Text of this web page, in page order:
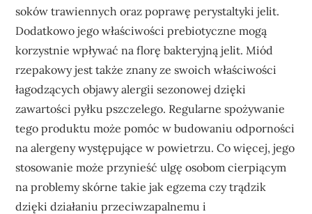
soków trawiennych oraz poprawę perystaltyki jelit.
Dodatkowo jego właściwości prebiotyczne mogą
korzystnie wpływać na florę bakteryjną jelit. Miód
rzepakowy jest także znany ze swoich właściwości
łagodzących objawy alergii sezonowej dzięki
zawartości pyłku pszczelego. Regularne spożywanie
tego produktu może pomóc w budowaniu odporności
na alergeny występujące w powietrzu. Co więcej, jego
stosowanie może przynieść ulgę osobom cierpiącym
na problemy skórne takie jak egzema czy trądzik
dzięki działaniu przeciwzapalnemu i